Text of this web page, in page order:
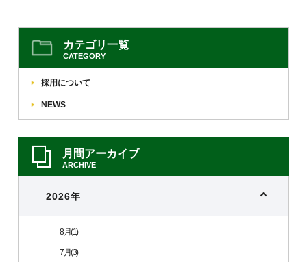
カテゴリ一覧
CATEGORY
採用について
NEWS
月間アーカイブ
ARCHIVE
2026年
8月(1)
7月(3)